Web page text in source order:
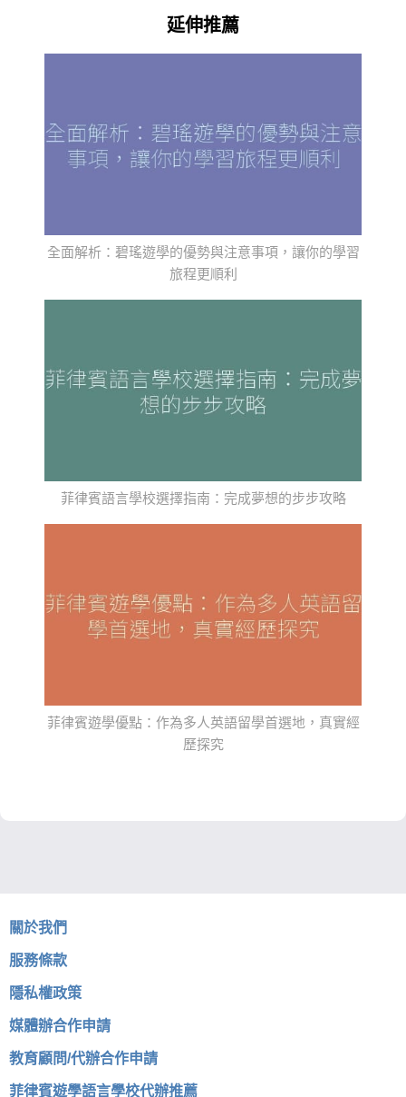
延伸推薦
全面解析：碧瑤遊學的優勢與注意事項，讓你的學習
旅程更順利
菲律賓語言學校選擇指南：完成夢想的步步攻略
菲律賓遊學優點：作為多人英語留學首選地，真實經
歷探究
關於我們
服務條款
隱私權政策
媒體辦合作申請
教育顧問/代辦合作申請
菲律賓遊學語言學校代辦推薦